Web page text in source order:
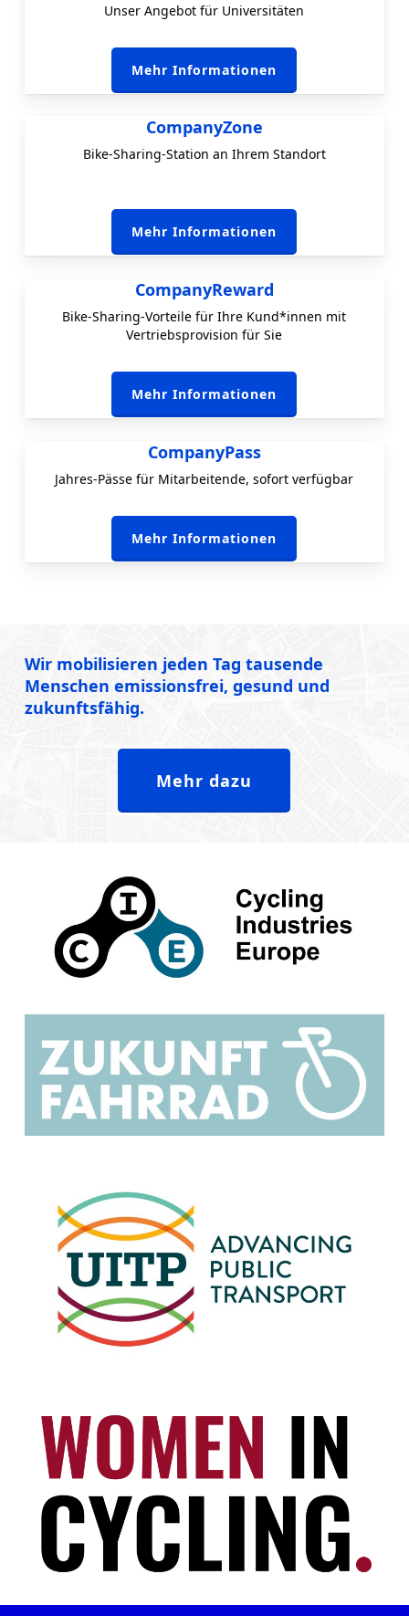
Unser Angebot für Universitäten
Mehr Informationen
CompanyZone
Bike-Sharing-Station an Ihrem Standort
Mehr Informationen
CompanyReward
Bike-Sharing-Vorteile für Ihre Kund*innen mit
Vertriebsprovision für Sie
Mehr Informationen
CompanyPass
Jahres-Pässe für Mitarbeitende, sofort verfügbar
Mehr Informationen
Wir mobilisieren jeden Tag tausende
Menschen emissionsfrei, gesund und
zukunftsfähig.
Mehr dazu